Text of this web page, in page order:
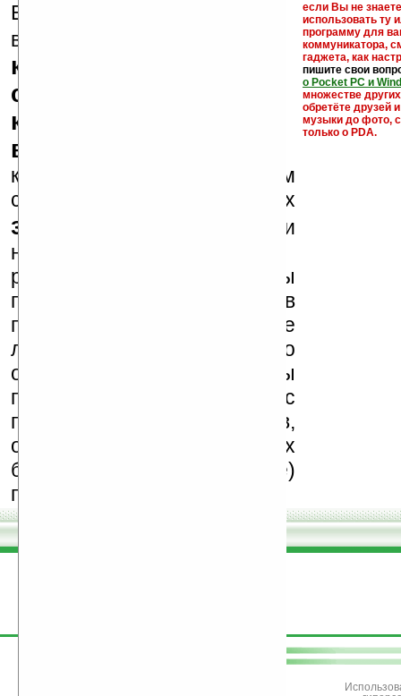
Еще раз обращаем
внимание, что
кряки - лекарства,
серийные номера,
ключи и ссылки на
варезные сайты
если Вы не
использовать ту
программу для
коммуникатора,
гаджета, как
пишите свои
о Pocket PC и
множестве
обретёте друзей
музыки до фото,
только о PDA.
к публикации на нашем
сайте в комментариях
запрещены
, как и
несанкционированная
реклама (спам). Мы
поддерживаем авторов
программ и развитие
легального программного
обеспечения. Также мы
призываем Вас
поддерживать авторов,
особенно создающих
бесплатные (freeware)
программы.